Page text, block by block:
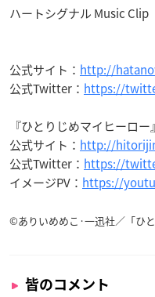
ハートシグナル Music Clip
公式サイト： http://
公式Twitter： https://
『ひとりじめマイヒーロー』
公式サイト： http://
公式Twitter： https://
イメージPV： https://
©ありいめめこ·一迅社／「ひ
皆のコメント